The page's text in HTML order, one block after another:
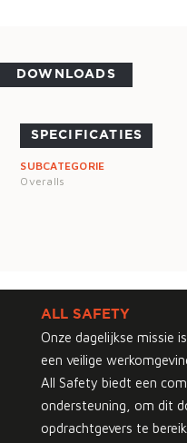
DOWNLOADS
SPECIFICATIES
SUBCATEGORIE
Overalls
ALL SAFETY
Onze dagelijkse missie
een veilige
All Safety biedt een
ondersteuning, om dit
opdrachtgevers te